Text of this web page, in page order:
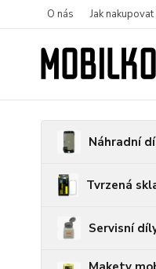
O nás Jak nakupovat
Náhradní
Tvrzená
Servisní